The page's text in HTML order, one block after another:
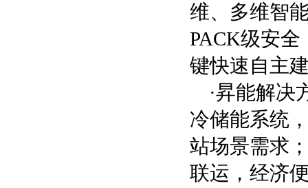
维、多维智
PACK级安全
键快速自主
·昇能解决
冷储能系统
站场景需求
联运，经济